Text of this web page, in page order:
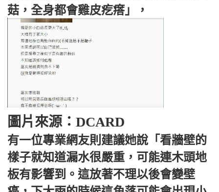
菇，全身都會雞皮疙瘩」，
圖片來源：DCARD
有一位專業網友則建議她說「看牆壁的
樣子就知道漏水很嚴重，可能連木頭地
板有影響到。這放著不理以後會變壁